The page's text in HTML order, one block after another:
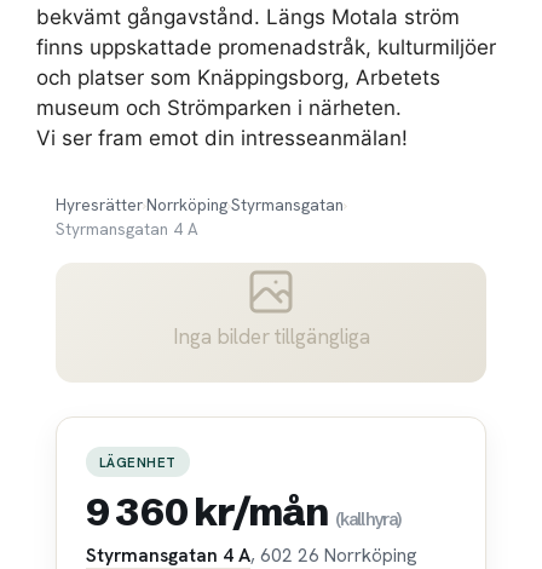
bekvämt gångavstånd. Längs Motala ström
finns uppskattade promenadstråk, kulturmiljöer
och platser som Knäppingsborg, Arbetets
museum och Strömparken i närheten.
Vi ser fram emot din intresseanmälan!
Hyresrätter›Norrköping›Styrmansgatan›
Styrmansgatan 4 A
Inga bilder tillgängliga
LÄGENHET
9 360 kr/mån (kallhyra)
Styrmansgatan 4 A, 602 26 Norrköping